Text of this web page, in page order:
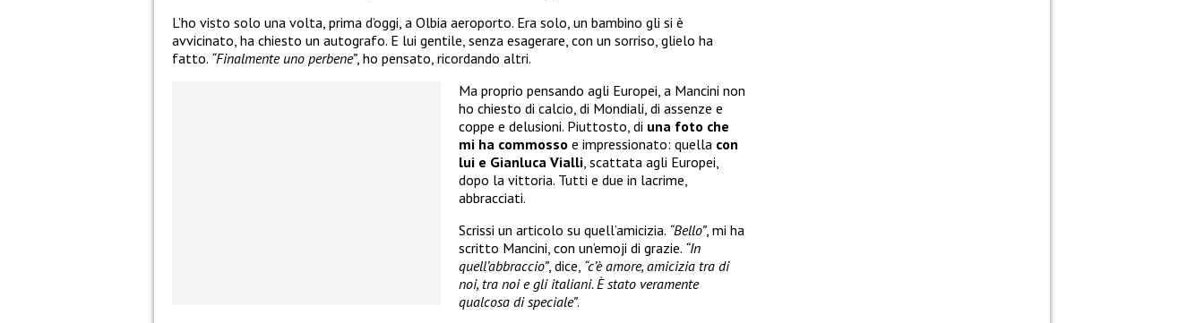
L’ho visto solo una volta, prima d’oggi, a Olbia aeroporto. Era solo, un bambino gli si è
avvicinato, ha chiesto un autografo. E lui gentile, senza esagerare, con un sorriso, glielo ha
fatto. “Finalmente uno perbene”, ho pensato, ricordando altri.
Ma proprio pensando agli Europei, a Mancini non
ho chiesto di calcio, di Mondiali, di assenze e
coppe e delusioni. Piuttosto, di una foto che
mi ha commosso e impressionato: quella con
lui e Gianluca Vialli , scattata agli Europei,
dopo la vittoria. Tutti e due in lacrime,
abbracciati.
Scrissi un articolo su quell’amicizia. “Bello”, mi ha
scritto Mancini, con un’emoji di grazie. “In
quell’abbraccio”, dice, “c’è amore, amicizia tra di
noi, tra noi e gli italiani. È stato veramente
qualcosa di speciale”.